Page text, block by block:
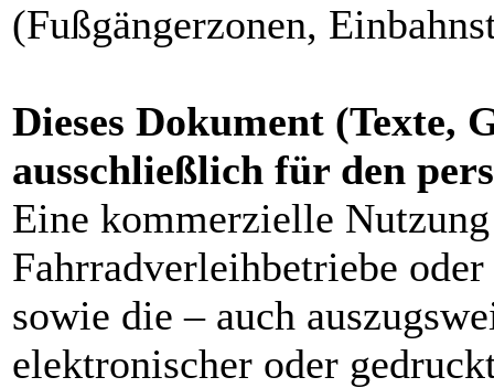
(Fußgängerzonen,
Dieses Dokument (Texte,
ausschließlich für den
Eine kommerzielle
Fahrradverleihbetriebe
sowie die – auch
elektronischer oder